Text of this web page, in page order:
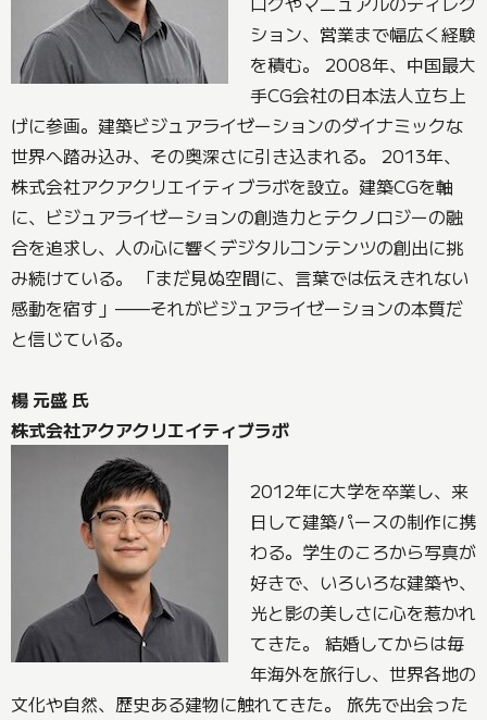
ション、営業まで幅広く経験
を積む。 2008年、中国最大
手CG会社の日本法人立ち上
げに参画。建築ビジュアライゼーションのダイナミックな
世界へ踏み込み、その奥深さに引き込まれる。 2013年、
株式会社アクアクリエイティブラボを設立。建築CGを軸
に、ビジュアライゼーションの創造力とテクノロジーの融
合を追求し、人の心に響くデジタルコンテンツの創出に挑
み続けている。 「まだ見ぬ空間に、言葉では伝えきれない
感動を宿す」——それがビジュアライゼーションの本質だ
と信じている。
楊 元盛 氏
株式会社アクアクリエイティブラボ
2012年に大学を卒業し、来
日して建築パースの制作に携
わる。学生のころから写真が
好きで、いろいろな建築や、
光と影の美しさに心を惹かれ
てきた。 結婚してからは毎
年海外を旅行し、世界各地の
文化や自然、歴史ある建物に触れてきた。 旅先で出会った